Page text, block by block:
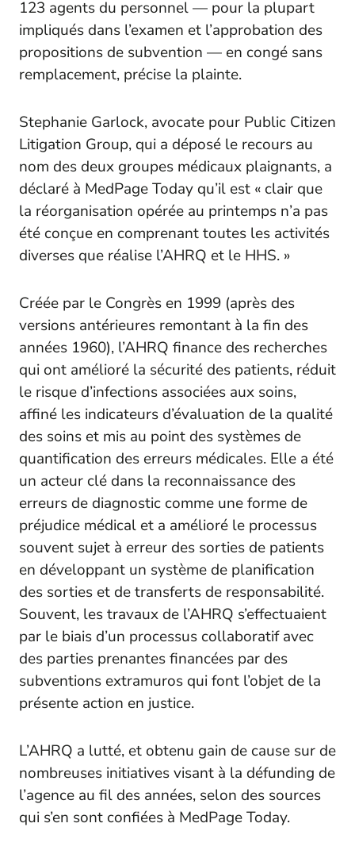
123 agents du personnel — pour la plupart
impliqués dans l’examen et l’approbation des
propositions de subvention — en congé sans
remplacement, précise la plainte.
Stephanie Garlock, avocate pour Public Citizen
Litigation Group, qui a déposé le recours au
nom des deux groupes médicaux plaignants, a
déclaré à MedPage Today qu’il est « clair que
la réorganisation opérée au printemps n’a pas
été conçue en comprenant toutes les activités
diverses que réalise l’AHRQ et le HHS. »
Créée par le Congrès en 1999 (après des
versions antérieures remontant à la fin des
années 1960), l’AHRQ finance des recherches
qui ont amélioré la sécurité des patients, réduit
le risque d’infections associées aux soins,
affiné les indicateurs d’évaluation de la qualité
des soins et mis au point des systèmes de
quantification des erreurs médicales. Elle a été
un acteur clé dans la reconnaissance des
erreurs de diagnostic comme une forme de
préjudice médical et a amélioré le processus
souvent sujet à erreur des sorties de patients
en développant un système de planification
des sorties et de transferts de responsabilité.
Souvent, les travaux de l’AHRQ s’effectuaient
par le biais d’un processus collaboratif avec
des parties prenantes financées par des
subventions extramuros qui font l’objet de la
présente action en justice.
L’AHRQ a lutté, et obtenu gain de cause sur de
nombreuses initiatives visant à la défunding de
l’agence au fil des années, selon des sources
qui s’en sont confiées à MedPage Today.